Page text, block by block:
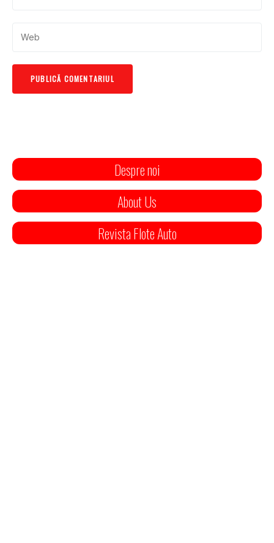
Despre noi
About Us
Revista Flote Auto